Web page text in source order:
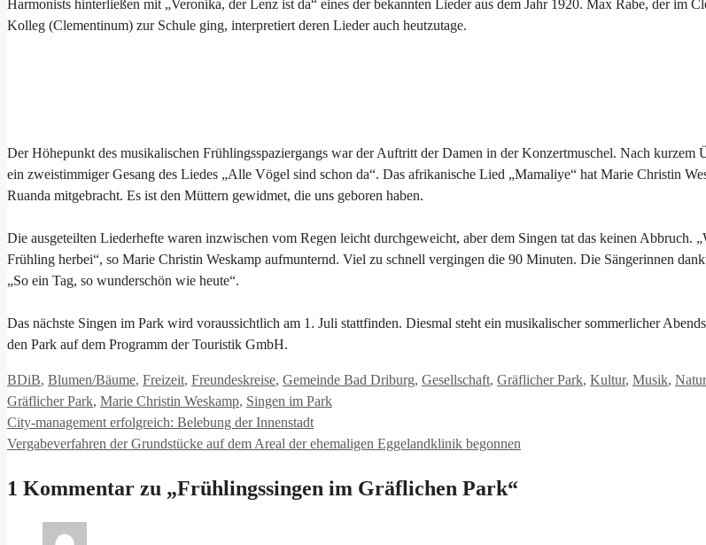
Harmonists hinterließen mit „Veronika, der Lenz ist da“ eines der bekannten Lieder aus dem Jahr 1920. Max Rabe, der im
Kolleg (Clementinum) zur Schule ging, interpretiert deren Lieder auch heutzutage.
Der Höhepunkt des musikalischen Frühlingsspaziergangs war der Auftritt der Damen in der Konzertmuschel. Nach kurzem
ein zweistimmiger Gesang des Liedes „Alle Vögel sind schon da“. Das afrikanische Lied „Mamaliye“ hat Marie Christin
Ruanda mitgebracht. Es ist den Müttern gewidmet, die uns geboren haben.
Die ausgeteilten Liederhefte waren inzwischen vom Regen leicht durchgeweicht, aber dem Singen tat das keinen Abbruch.
Frühling herbei“, so Marie Christin Weskamp aufmunternd. Viel zu schnell vergingen die 90 Minuten. Die Sängerinnen
„So ein Tag, so wunderschön wie heute“.
Das nächste Singen im Park wird voraussichtlich am 1. Juli stattfinden. Diesmal steht ein musikalischer sommerlicher
den Park auf dem Programm der Touristik GmbH.
Kategorien
BDiB, Blumen/Bäume, Freizeit, Freundeskreise, Gemeinde Bad Driburg, Gesellschaft, Gräflicher Park, Kultur, Musik, Natur
Gräflicher Park, Marie Christin Weskamp, Singen im Park
City-management erfolgreich: Belebung der Innenstadt
Vergabeverfahren der Grundstücke auf dem Areal der ehemaligen Eggelandklinik begonnen
1 Kommentar zu „Frühlingssingen im Gräflichen Park“